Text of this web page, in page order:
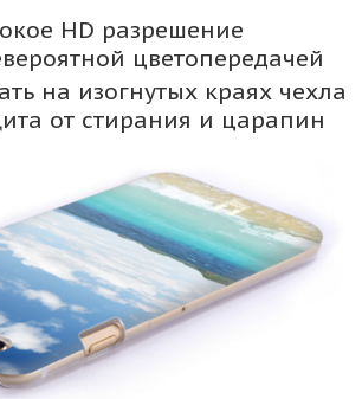
HD разрешение
цветопередачей
на изогнутых краях чехла
от стирания и царапин